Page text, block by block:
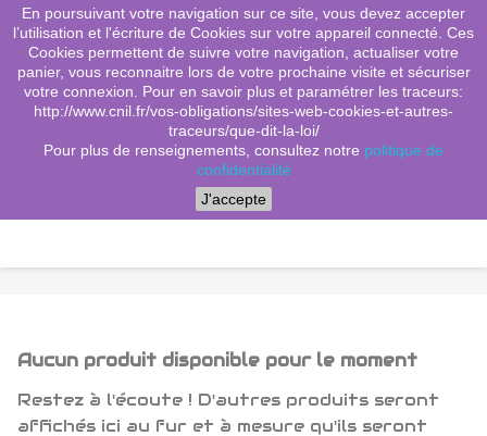
shopping_cart (0)

search
Menu
Aucun produit disponible pour le moment
Restez à l'écoute ! D'autres produits seront
affichés ici au fur et à mesure qu'ils seront
En poursuivant votre navigation sur ce site, vous devez accepter
l’utilisation et l'écriture de Cookies sur votre appareil connecté. Ces
Cookies permettent de suivre votre navigation, actualiser votre
panier, vous reconnaitre lors de votre prochaine visite et sécuriser
votre connexion. Pour en savoir plus et paramétrer les traceurs:
http://www.cnil.fr/vos-obligations/sites-web-cookies-et-autres-
traceurs/que-dit-la-loi/
Pour plus de renseignements, consultez notre politique de
confidentialité
J'accepte